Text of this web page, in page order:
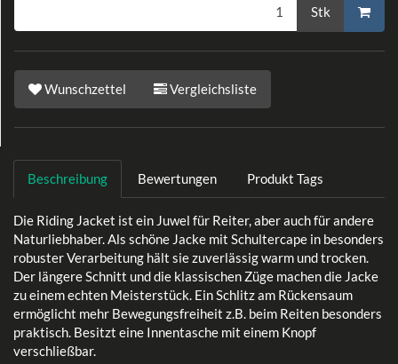
Stk
Wunschzettel Vergleichsliste
Beschreibung Bewertungen Produkt Tags
Die Riding Jacket ist ein Juwel für Reiter, aber auch für andere
Naturliebhaber. Als schöne Jacke mit Schultercape in besonders
robuster Verarbeitung hält sie zuverlässig warm und trocken.
Der längere Schnitt und die klassischen Züge machen die Jacke
zu einem echten Meisterstück. Ein Schlitz am Rückensaum
ermöglicht mehr Bewegungsfreiheit z.B. beim Reiten besonders
praktisch. Besitzt eine Innentasche mit einem Knopf
verschließbar.